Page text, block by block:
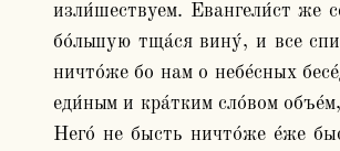
изли́шествуем. Евангели́ст же
бо́льшую тща́ся вину́, и все
ничто́же бо нам о небе́сных
еди́ным и кра́тким сло́вом
Него́ не бысть ничто́же е́же